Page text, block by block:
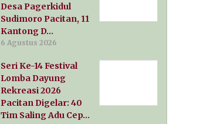
Desa Pagerkidul
Sudimoro Pacitan, 11
Kantong D…
6 Agustus 2026
Seri Ke-14 Festival
Lomba Dayung
Rekreasi 2026
Pacitan Digelar: 40
Tim Saling Adu Cep…